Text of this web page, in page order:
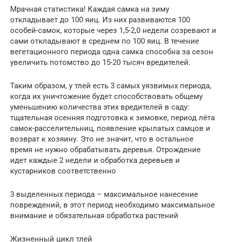
Мрачная статистика! Каждая самка на зиму
откладывает до 100 яиц. Из них развиваются 100
особей-самок, которые через 1,5-2,0 недели созревают и
сами откладывают в среднем по 100 яиц. В течение
вегетационного периода одна самка способна за сезон
увеличить потомство до 15-20 тысяч вредителей.
Таким образом, у тлей есть 3 самых уязвимых периода,
когда их уничтожение будет способствовать общему
уменьшению количества этих вредителей в саду:
тщательная осенняя подготовка к зимовке, период лёта
самок-расселительниц, появление крылатых самцов и
возврат к хозяину. Это не значит, что в остальное
время не нужно обрабатывать деревья. Отрождение
идет каждые 2 недели и обработка деревьев и
кустарников соответственно
3 выделенных периода – максимальное нанесение
повреждений, в этот период необходимо максимальное
внимание и обязательная обработка растений
Жизненный цикл тлей